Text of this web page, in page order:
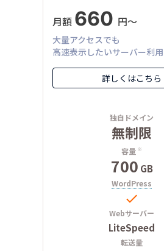
月額 660 円〜
大量アクセスでも
高速表示したいサーバー利用
詳しくはこちら
独自ドメイン
無制限
容量 ※
700 GB
WordPress

Webサーバー
LiteSpeed
転送量